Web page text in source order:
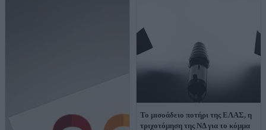
Το μισοάδειο ποτήρι της ΕΛΑΣ, η
τριχοτόμηση της ΝΔ για το κόμμα